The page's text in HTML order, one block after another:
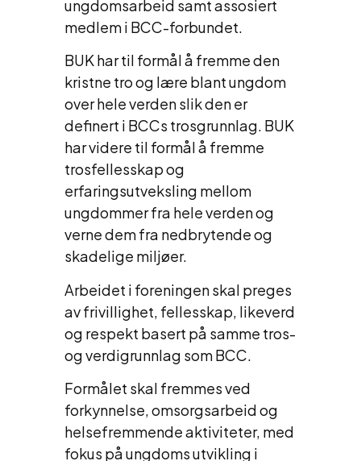
ungdomsarbeid samt assosiert
medlem i BCC-forbundet.
BUK har til formål å fremme den
kristne tro og lære blant ungdom
over hele verden slik den er
definert i BCCs trosgrunnlag. BUK
har videre til formål å fremme
trosfellesskap og
erfaringsutveksling mellom
ungdommer fra hele verden og
verne dem fra nedbrytende og
skadelige miljøer.
Arbeidet i foreningen skal preges
av frivillighet, fellesskap, likeverd
og respekt basert på samme tros-
og verdigrunnlag som BCC.
Formålet skal fremmes ved
forkynnelse, omsorgsarbeid og
helsefremmende aktiviteter, med
fokus på ungdoms utvikling i